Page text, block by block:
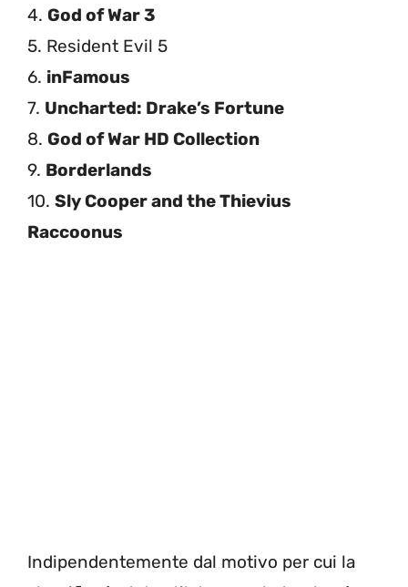
4. God of War 3
5. Resident Evil 5
6. inFamous
7. Uncharted: Drake’s Fortune
8. God of War HD Collection
9. Borderlands
10. Sly Cooper and the Thievius
Raccoonus
Indipendentemente dal motivo per cui la